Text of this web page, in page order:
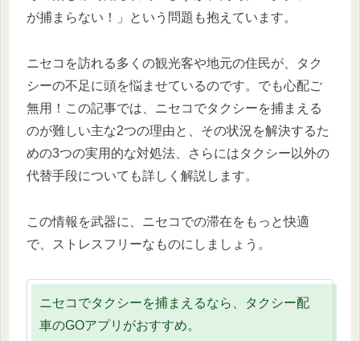
が捕まらない！」という問題も抱えています。
ニセコを訪れる多くの観光客や地元の住民が、タク
シーの不足に頭を悩ませているのです。でも心配ご
無用！この記事では、ニセコでタクシーを捕まえる
のが難しい主な2つの理由と、その状況を解決するた
めの3つの実用的な対処法、さらにはタクシー以外の
代替手段についても詳しく解説します。
この情報を武器に、ニセコでの滞在をもっと快適
で、ストレスフリーなものにしましょう。
ニセコでタクシーを捕まえるなら、タクシー配
車のGOアプリがおすすめ。